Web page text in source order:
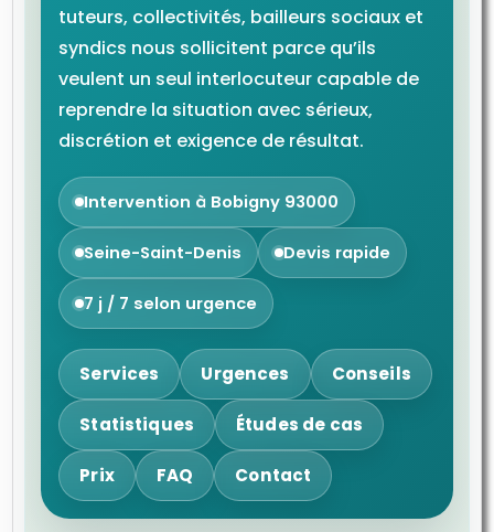
tuteurs, collectivités, bailleurs sociaux et
syndics nous sollicitent parce qu’ils
veulent un seul interlocuteur capable de
reprendre la situation avec sérieux,
discrétion et exigence de résultat.
Intervention à Bobigny 93000
Seine-Saint-Denis Devis rapide
7 j / 7 selon urgence
Services Urgences Conseils
Statistiques Études de cas
Prix FAQ Contact